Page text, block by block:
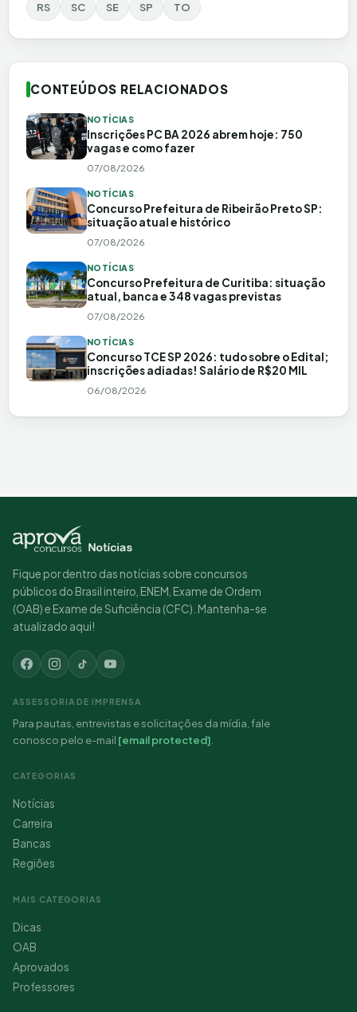
RS SC SE SP TO
CONTEÚDOS RELACIONADOS
NOTÍCIAS
Inscrições PC BA 2026 abrem hoje: 750
vagas e como fazer
07/08/2026
NOTÍCIAS
Concurso Prefeitura de Ribeirão Preto SP:
situação atual e histórico
07/08/2026
NOTÍCIAS
Concurso Prefeitura de Curitiba: situação
atual, banca e 348 vagas previstas
07/08/2026
NOTÍCIAS
Concurso TCE SP 2026: tudo sobre o Edital;
inscrições adiadas! Salário de R$20 MIL
06/08/2026
Fique por dentro das notícias sobre concursos
públicos do Brasil inteiro, ENEM, Exame de Ordem
(OAB) e Exame de Suficiência (CFC). Mantenha-se
atualizado aqui!
ASSESSORIA DE IMPRENSA
Para pautas, entrevistas e solicitações da mídia, fale
conosco pelo e-mail [email protected]
CATEGORIAS
Notícias
Carreira
Bancas
Regiões
MAIS CATEGORIAS
Dicas
OAB
Aprovados
Professores